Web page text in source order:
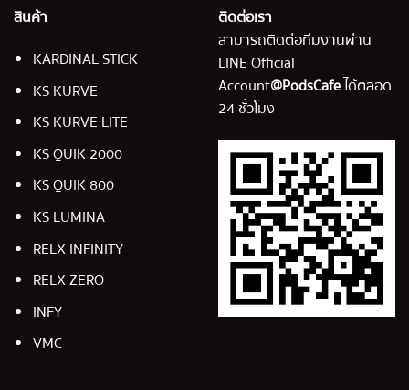
สินค้า
KARDINAL STICK
KS KURVE
KS KURVE LITE
KS QUIK 2000
KS QUIK 800
KS LUMINA
RELX INFINITY
RELX ZERO
INFY
VMC
ติดต่อเรา
สามารถติดต่อทีมงานผ่าน
LINE Official
Account@PodsCafeได้ตลอด
24 ชั่วโมง